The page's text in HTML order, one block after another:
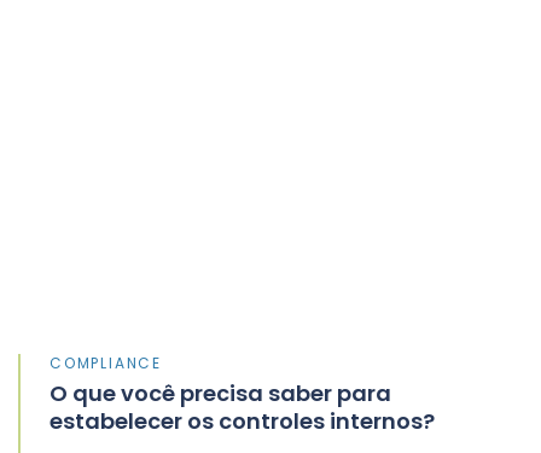
COMPLIANCE
O que você precisa saber para
estabelecer os controles internos?